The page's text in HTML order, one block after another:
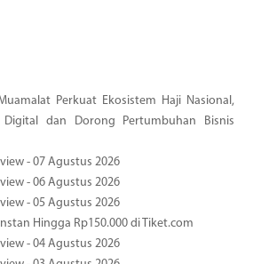
Perkuat Ekosistem Haji Nasional,
Digital dan Dorong Pertumbuhan Bisnis
- 07 Agustus 2026
- 06 Agustus 2026
- 05 Agustus 2026
Hingga Rp150.000 di Tiket.com
- 04 Agustus 2026